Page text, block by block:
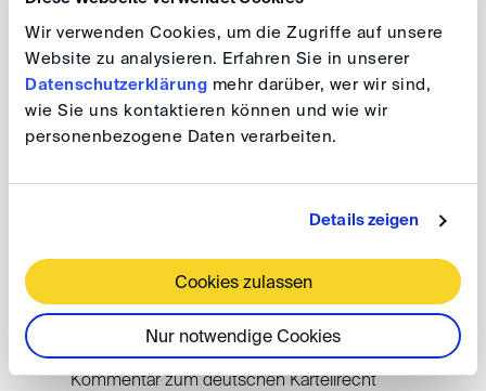
Wir verwenden Cookies, um die Zugriffe auf unsere
Website zu analysieren. Erfahren Sie in unserer
Datenschutzerklärung mehr darüber, wer wir sind,
wie Sie uns kontaktieren können und wie wir
personenbezogene Daten verarbeiten.
Details zeigen
Cookies zulassen
Nur notwendige Cookies
Schiedsgerichtliche Erfahrung
Publikationen
Ko-Autor Immenga/Mestmäcker Bd. 2 GWB
Kommentar zum deutschen Kartellrecht